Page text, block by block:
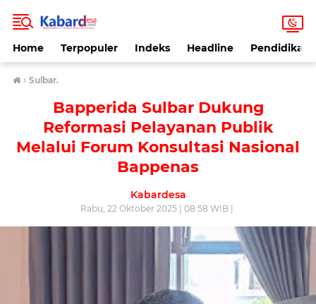
Home Terpopuler Indeks Headline Pendidikan
› Sulbar.
Bapperida Sulbar Dukung
Reformasi Pelayanan Publik
Melalui Forum Konsultasi Nasional
Bappenas
Kabardesa
Rabu, 22 Oktober 2025 | 08:58 WIB |